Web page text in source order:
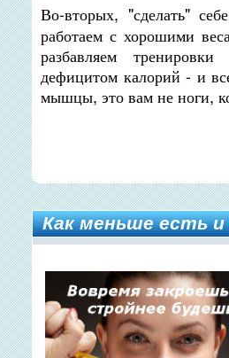
Во-вторых, "сделать"
работаем с хорошими
разбавляем
дефицитом калорий - и
мышцы, это вам не ноги,
Как меньше есть